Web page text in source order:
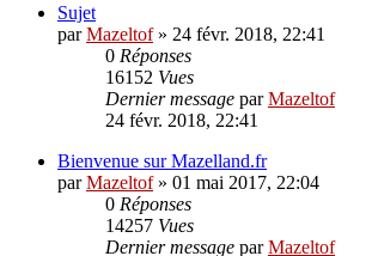
Sujet
parMazeltof» 24 févr. 2018, 22:41
0 Réponses
16152 Vues
Dernier message parMazeltof
24 févr. 2018, 22:41
Bienvenue sur Mazelland.fr
parMazeltof» 01 mai 2017, 22:04
0 Réponses
14257 Vues
Dernier message parMazeltof